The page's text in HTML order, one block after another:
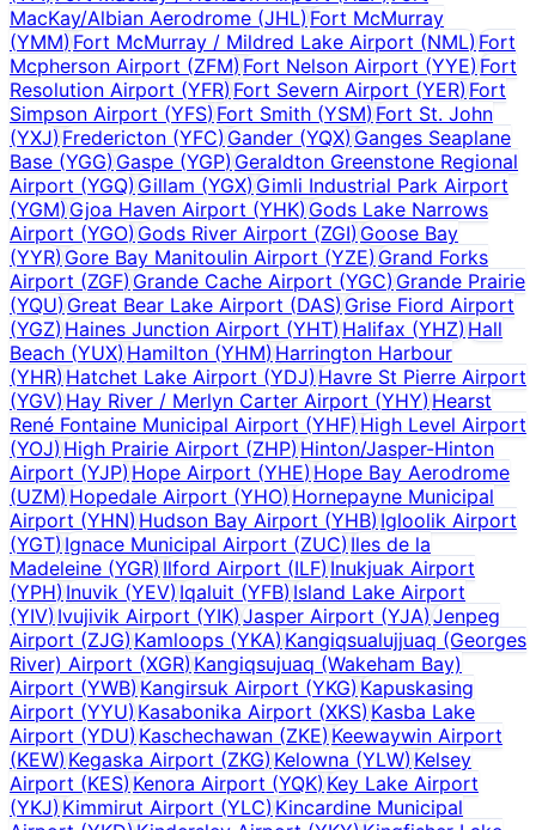
MacKay/Albian Aerodrome (JHL)Fort McMurray
(YMM)Fort McMurray / Mildred Lake Airport (NML)Fort
Mcpherson Airport (ZFM)Fort Nelson Airport (YYE)Fort
Resolution Airport (YFR)Fort Severn Airport (YER) Fort
Simpson Airport (YFS)Fort Smith (YSM) Fort St. John
(YXJ)Fredericton (YFC) Gander (YQX) Ganges Seaplane
Base (YGG)Gaspe (YGP)Geraldton Greenstone Regional
Airport (YGQ)Gillam (YGX) Gimli Industrial Park Airport
(YGM)Gjoa Haven Airport (YHK) Gods Lake Narrows
Airport (YGO)Gods River Airport (ZGI) Goose Bay
(YYR)Gore Bay Manitoulin Airport (YZE) Grand Forks
Airport (ZGF)Grande Cache Airport (YGC) Grande Prairie
(YQU)Great Bear Lake Airport (DAS) Grise Fiord Airport
(YGZ)Haines Junction Airport (YHT)Halifax (YHZ) Hall
Beach (YUX)Hamilton (YHM) Harrington Harbour
(YHR)Hatchet Lake Airport (YDJ) Havre St Pierre Airport
(YGV)Hay River / Merlyn Carter Airport (YHY) Hearst
René Fontaine Municipal Airport (YHF)High Level Airport
(YOJ)High Prairie Airport (ZHP) Hinton/Jasper-Hinton
Airport (YJP)Hope Airport (YHE) Hope Bay Aerodrome
(UZM)Hopedale Airport (YHO) Hornepayne Municipal
Airport (YHN)Hudson Bay Airport (YHB) Igloolik Airport
(YGT)Ignace Municipal Airport (ZUC) Iles de la
Madeleine (YGR)Ilford Airport (ILF) Inukjuak Airport
(YPH)Inuvik (YEV) Iqaluit (YFB) Island Lake Airport
(YIV)Ivujivik Airport (YIK) Jasper Airport (YJA) Jenpeg
Airport (ZJG)Kamloops (YKA) Kangiqsualujjuaq (Georges
River) Airport (XGR)Kangiqsujuaq (Wakeham Bay)
Airport (YWB)Kangirsuk Airport (YKG) Kapuskasing
Airport (YYU)Kasabonika Airport (XKS) Kasba Lake
Airport (YDU)Kaschechawan (ZKE) Keewaywin Airport
(KEW)Kegaska Airport (ZKG) Kelowna (YLW) Kelsey
Airport (KES)Kenora Airport (YQK) Key Lake Airport
(YKJ)Kimmirut Airport (YLC) Kincardine Municipal